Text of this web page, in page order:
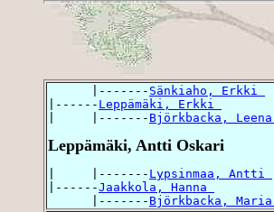
      |-------
Sänkiaho, Erkki
|------ Leppämäki, Erkki
|     |------- Björkbacka, Leena
Leppämäki, Antti Oskari
|     |------- Lypsinmaa, Antti
|------Jaakkola, Hanna
      |-------
Björkbacka, Maria